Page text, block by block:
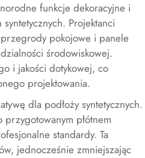
funkcje dekoracyjne i
Projektanci
przegrody pokojowe i panele
środowiskowej.
i jakości dotykowej, co
projektowania.
dla podłoży syntetycznych.
płótnem
standardy. Ta
jednocześnie zmniejszając